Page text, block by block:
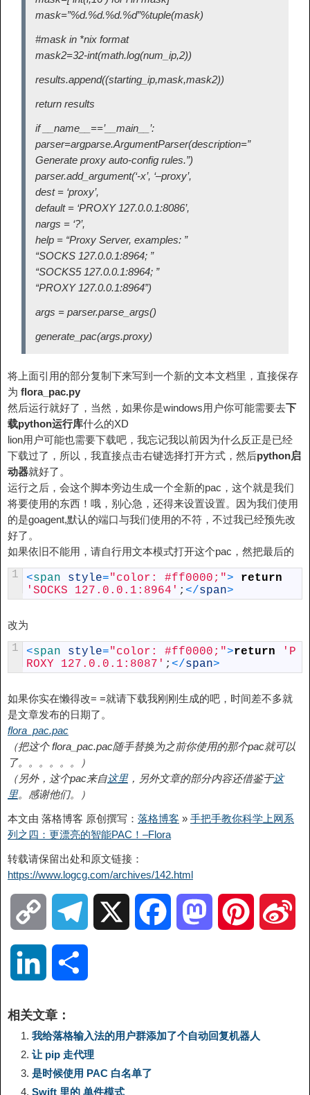
mask=”%d.%d.%d.%d”%tuple(mask)
#mask in *nix format
mask2=32-int(math.log(num_ip,2))
results.append((starting_ip,mask,mask2))
return results
if __name__==’__main__’:
parser=argparse.ArgumentParser(description=”
Generate proxy auto-config rules.”)
parser.add_argument(‘-x’, ‘–proxy’,
dest = ‘proxy’,
default = ‘PROXY 127.0.0.1:8086’,
nargs = ‘?’,
help = “Proxy Server, examples: ”
“SOCKS 127.0.0.1:8964; ”
“SOCKS5 127.0.0.1:8964; ”
“PROXY 127.0.0.1:8964”)
args = parser.parse_args()
generate_pac(args.proxy)
将上面引用的部分复制下来写到一个新的文本文档里，直接保存
为 flora_pac.py
然后运行就好了，当然，如果你是windows用户你可能需要去下
载python运行库什么的XD
lion用户可能也需要下载吧，我忘记我以前因为什么反正是已经
下载过了，所以，我直接点击右键选择打开方式，然后python启
动器就好了。
运行之后，会这个脚本旁边生成一个全新的pac，这个就是我们
将要使用的东西！哦，别心急，还得来设置设置。因为我们使用
的是goagent,默认的端口与我们使用的不符，不过我已经预先改
好了。
如果依旧不能用，请自行用文本模式打开这个pac，然把最后的
1 <span style="color: #ff0000;">
return
'SOCKS 127.0.0.1:8964' ; </span>
改为
1 <span style="color: #ff0000;">return
'P
ROXY 127.0.0.1:8087' ; </span>
如果你实在懒得改= =就请下载我刚刚生成的吧，时间差不多就
是文章发布的日期了。
flora_pac.pac
（把这个 flora_pac.pac随手替换为之前你使用的那个pac就可以
了。。。。。。）
（另外，这个pac来自这里，另外文章的部分内容还借鉴于这
里。感谢他们。）
本文由 落格博客 原创撰写： 落格博客 » 手把手教你科学上网系
列之四：更漂亮的智能PAC！–Flora
转载请保留出处和原文链接：
https://www.logcg.com/archives/142.html
o
y
L
i
g
r
n
k
相关文章：
我给落格输入法的用户群添加了个自动回复机器人
让 pip 走代理
是时候使用 PAC 白名单了
Swift 里的 单件模式